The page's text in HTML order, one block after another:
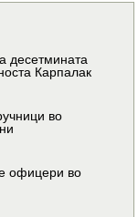
десетмината
Карпалак
во
офицери во